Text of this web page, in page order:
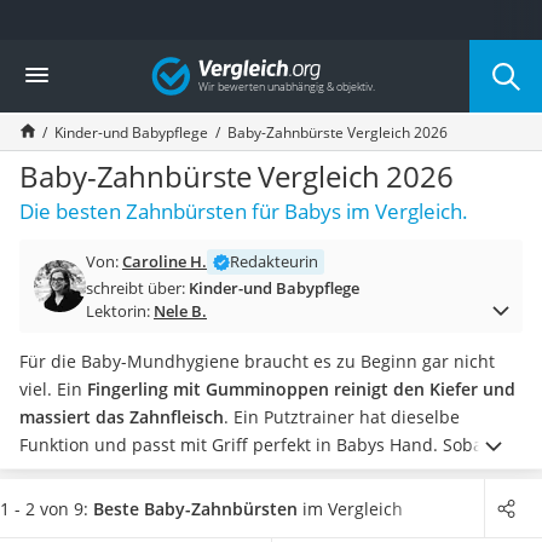
Die beliebtesten Vergleiche nach Kategorie
Kind & Baby
Babyphone mit 2 Kameras
Walkie-Talkie Kinder
Kindermatratzen
Babywippe
Rollschuhe für Kinder
Laufrad
Kinderschubkarre
Kinderuhr
Babyphone
Treppenschutzgitter
Kindersitz ab 4 Jahren
Kinderroller 3 Räder
Ferngesteuertes Auto
Vergleich
Kinder-und Babypflege Baby-Zahnbürste Vergleich 2026
Baby-Zahnbürste Vergleich 2026
Die besten Zahnbürsten für Babys im Vergleich.
Von:Caroline H.
Redakteurin
schreibt über: Kinder-und Babypflege
Lektorin: Nele B.
Für die Baby-Mundhygiene braucht es zu Beginn gar nicht
viel. Ein Fingerling mit Gumminoppen reinigt den Kiefer und
massiert das Zahnfleisch. Ein Putztrainer hat dieselbe
Funktion und passt mit Griff perfekt in Babys Hand. Sobald
die ersten Milchzähne zu sehen sind, sollte die Reinigung
gründlicher werden – mit einer Baby-Zahnbürste oder einer
1 - 2 von 9: Beste Baby-Zahnbürsten im Vergleich